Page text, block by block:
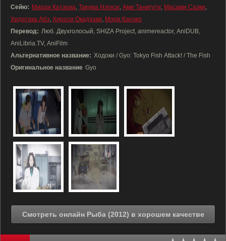
Сейю: Мираи Катаока, Такума Нэгиси, Ами Танигути, Масами Саэки,
Хидэтака Абэ, Хироси Окадзаки, Мори Канэко
Перевод: Люб. Двухголосый, SHIZA Project, animereactor, AniDUB,
AniLibria.TV, AniFilm
Альтернативное название: Ходоки / Gyo: Tokyo Fish Attack! / The Fish
Оригинальное название Gyo
Смотреть онлайн Рыба (2012) в хорошем качестве